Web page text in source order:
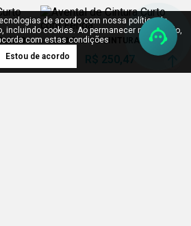
AVENTAL DE CINTURA CURTO
COM FENDA
R$ 250,47
de acordo com nossa política de
incluindo cookies. Ao permanecer navegando,
com estas condições
Estou de acordo